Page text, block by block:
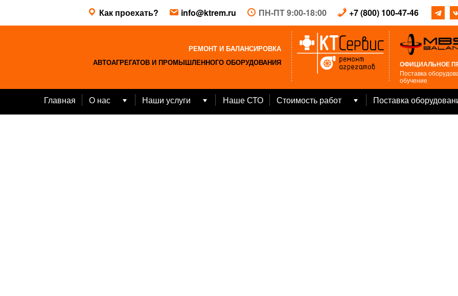
content
Как проехать? info@ktrem.ru ПН-ПТ 9:00-18:00 +7 (800) 100-47-46
РЕМОНТ И БАЛАНСИРОВКА
АВТОАГРЕГАТОВ И ПРОМЫШЛЕННОГО ОБОРУДОВАНИЯ
ОФИЦИАЛЬНОЕ
Поставка
обучение
Главная О нас
Open
Наши услуги
Open
Наше СТО Стоимость работ
Open
Поставка